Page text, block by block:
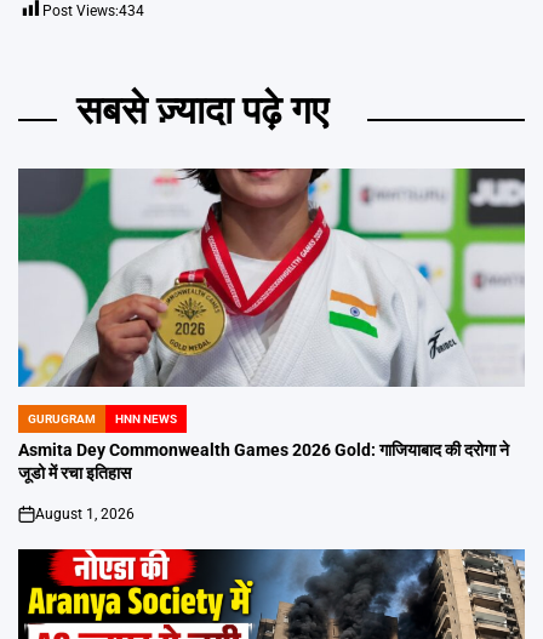
Post Views:434
सबसे ज़्यादा पढ़े गए
POSTED
IN
GURUGRAM HNN NEWS
Asmita Dey Commonwealth Games 2026 Gold: गाजियाबाद की दरोगा ने
जूडो में रचा इतिहास
on
August 1, 2026